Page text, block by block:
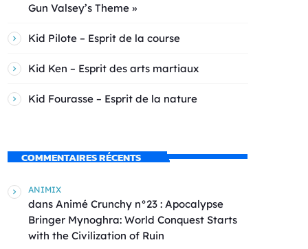
Gun Valsey’s Theme »
Kid Pilote – Esprit de la course
Kid Ken – Esprit des arts martiaux
Kid Fourasse – Esprit de la nature
COMMENTAIRES RÉCENTS
ANIMIX
dans Animé Crunchy n°23 : Apocalypse
Bringer Mynoghra: World Conquest Starts
with the Civilization of Ruin